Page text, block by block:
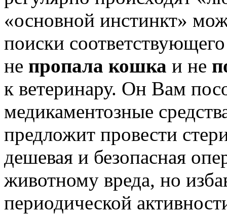
«основной инстинкт»
поиски
не пропала кошка и не
к ветеринару. Он Вам
медикаментозные
предложит провести
дешевая и безопасная
животному вреда, но
периодической